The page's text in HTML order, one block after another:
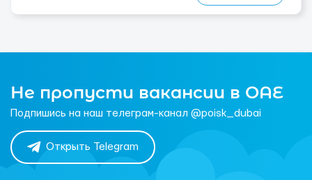
Не пропусти вакансии в ОАЕ
Подпишись на наш телеграм-канал @poisk_dubai
Открыть Telegram